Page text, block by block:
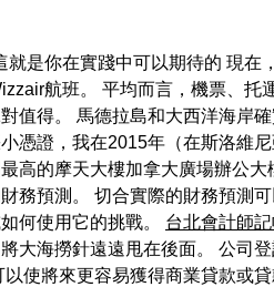
就是你在實踐中可以期待的 現
航班。 平均而言，機票、
值得。 馬德拉島和大西洋海岸
憑證，我在2015年（在斯洛維
高的摩天大樓加拿大廣場辦公
務預測。 切合實際的財務預測
何使用它的挑戰。 台北會計師
大海撈針遠遠甩在後面。 公司
使將來更容易獲得商業貸款或